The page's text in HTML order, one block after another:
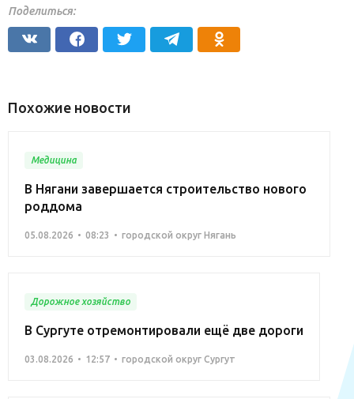
Поделиться:
Похожие новости
Медицина
В Нягани завершается строительство нового
роддома
05.08.2026 08:23 городской округ Нягань
Дорожное хозяйство
В Сургуте отремонтировали ещё две дороги
03.08.2026 12:57 городской округ Сургут